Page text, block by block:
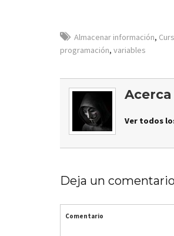
Almacenar información,
programación, variables
Acerca
Ver todos
Deja un comentario
Comentario